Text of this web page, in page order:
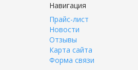
Навигация
Прайс-лист
Новости
Отзывы
Карта сайта
Форма связи